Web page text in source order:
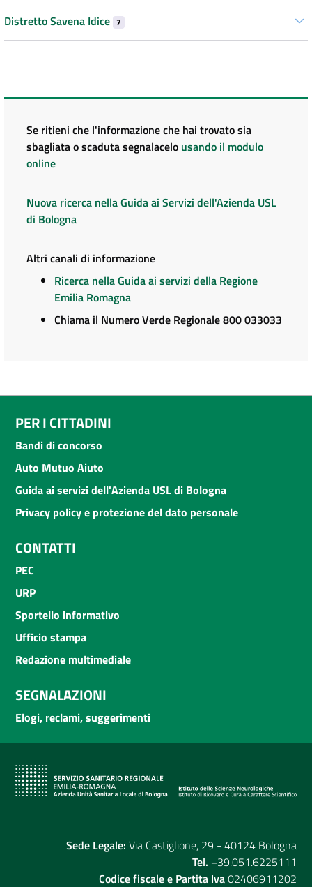
Distretto Savena Idice 7
Se ritieni che l'informazione che hai trovato sia
sbagliata o scaduta segnalacelo usando il modulo
online
Nuova ricerca nella Guida ai Servizi dell'Azienda USL
di Bologna
Altri canali di informazione
Ricerca nella Guida ai servizi della Regione
Emilia Romagna
Chiama il Numero Verde Regionale 800 033033
PER I CITTADINI
Bandi di concorso
Auto Mutuo Aiuto
Guida ai servizi dell'Azienda USL di Bologna
Privacy policy e protezione del dato personale
CONTATTI
PEC
URP
Sportello informativo
Ufficio stampa
Redazione multimediale
SEGNALAZIONI
Elogi, reclami, suggerimenti
Sede Legale: Via Castiglione, 29 - 40124 Bologna
Tel. +39.051.6225111
Codice fiscale e Partita Iva02406911202